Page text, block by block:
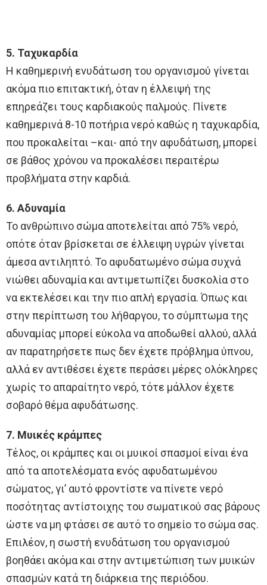
5. Ταχυκαρδία
Η καθημερινή ενυδάτωση του οργανισμού γίνεται
ακόμα πιο επιτακτική, όταν η έλλειψή της
επηρεάζει τους καρδιακούς παλμούς. Πίνετε
καθημερινά 8-10 ποτήρια νερό καθώς η ταχυκαρδία,
που προκαλείται –και- από την αφυδάτωση, μπορεί
σε βάθος χρόνου να προκαλέσει περαιτέρω
προβλήματα στην καρδιά.
6. Αδυναμία
Το ανθρώπινο σώμα αποτελείται από 75% νερό,
οπότε όταν βρίσκεται σε έλλειψη υγρών γίνεται
άμεσα αντιληπτό. Το αφυδατωμένο σώμα συχνά
νιώθει αδυναμία και αντιμετωπίζει δυσκολία στο
να εκτελέσει και την πιο απλή εργασία. Όπως και
στην περίπτωση του λήθαργου, το σύμπτωμα της
αδυναμίας μπορεί εύκολα να αποδωθεί αλλού, αλλά
αν παρατηρήσετε πως δεν έχετε πρόβλημα ύπνου,
αλλά εν αντιθέσει έχετε περάσει μέρες ολόκληρες
χωρίς το απαραίτητο νερό, τότε μάλλον έχετε
σοβαρό θέμα αφυδάτωσης.
7. Μυικές κράμπες
Τέλος, οι κράμπες και οι μυικοί σπασμοί είναι ένα
από τα αποτελέσματα ενός αφυδατωμένου
σώματος, γι’ αυτό φροντίστε να πίνετε νερό
ποσότητας αντίστοιχης του σωματικού σας βάρους
ώστε να μη φτάσει σε αυτό το σημείο το σώμα σας.
Επιλέον, η σωστή ενυδάτωση του οργανισμού
βοηθάει ακόμα και στην αντιμετώπιση των μυικών
σπασμών κατά τη διάρκεια της περιόδου.